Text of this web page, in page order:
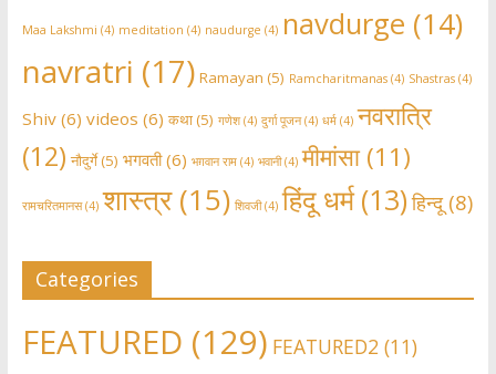
Maa Lakshmi (4) meditation (4) naudurge (4) navdurge (14)
navratri (17) Ramayan (5) Ramcharitmanas(4) Shastras(4)
Shiv(6) videos (6) कथा(5) गणेश(4) दुर्गा पूजन(4) धर्म(4) नवरात्रि
(12) नौदुर्गे(5) भगवती(6) भग़वान राम(4) भवानी(4) मीमांसा(11)
रामचरितमानस(4) शास्त्र(15) शिवजी(4) हिंदू धर्म(13)हिन्दू(8)
Categories
FEATURED (129) FEATURED2(11)